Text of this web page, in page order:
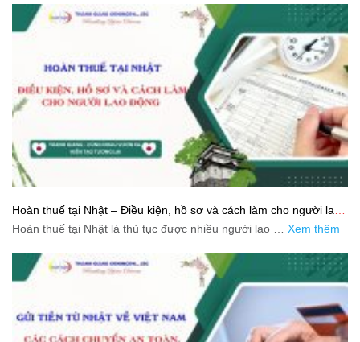
Hoàn thuế tại Nhật – Điều kiện, hồ sơ và cách làm cho người lao
động
Hoàn thuế tại Nhật là thủ tục được nhiều người lao … Xem thêm